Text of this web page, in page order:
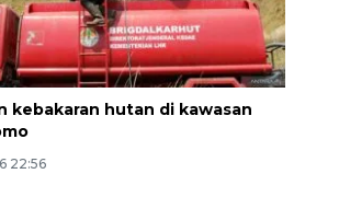
kebakaran hutan di kawasan
22:56